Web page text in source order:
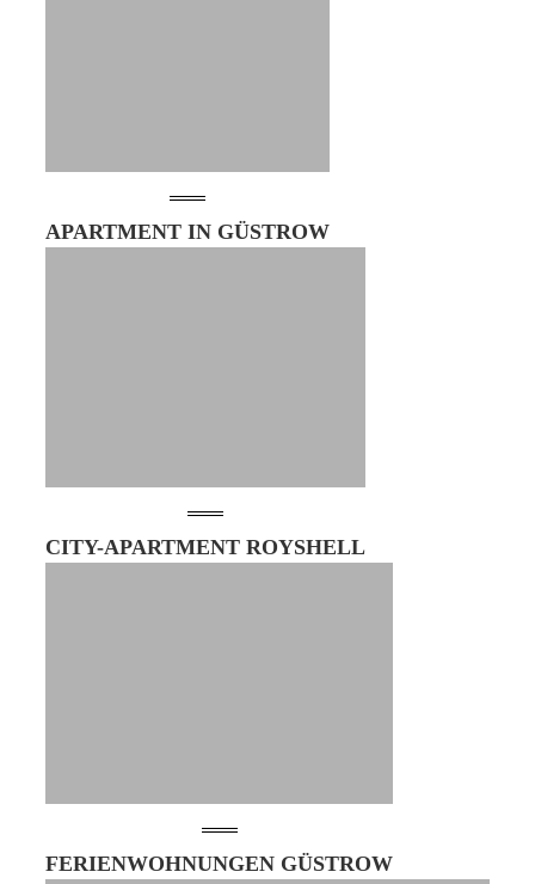
APARTMENT IN GÜSTROW
CITY-APARTMENT ROYSHELL
FERIENWOHNUNGEN GÜSTROW